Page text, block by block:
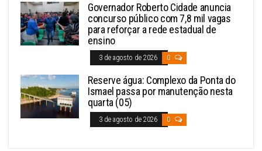
Governador Roberto Cidade anuncia
concurso público com 7,8 mil vagas
para reforçar a rede estadual de
ensino
3 de agosto de 2026 0
Reserve água: Complexo da Ponta do
Ismael passa por manutenção nesta
quarta (05)
3 de agosto de 2026 0